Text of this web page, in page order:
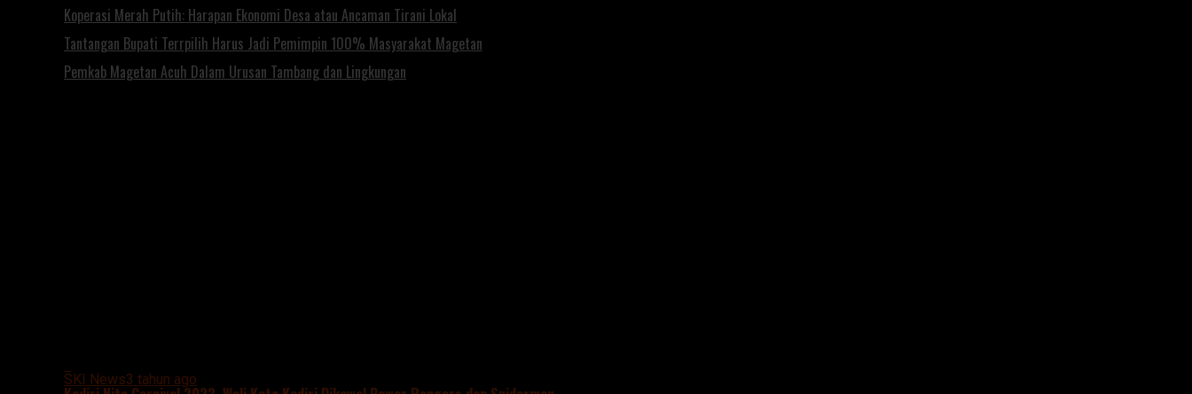
Koperasi Merah Putih: Harapan Ekonomi Desa atau Ancaman Tirani Lokal
Tantangan Bupati Terrpilih Harus Jadi Pemimpin 100% Masyarakat Magetan
Pemkab Magetan Acuh Dalam Urusan Tambang dan Lingkungan
SKI News3 tahun ago